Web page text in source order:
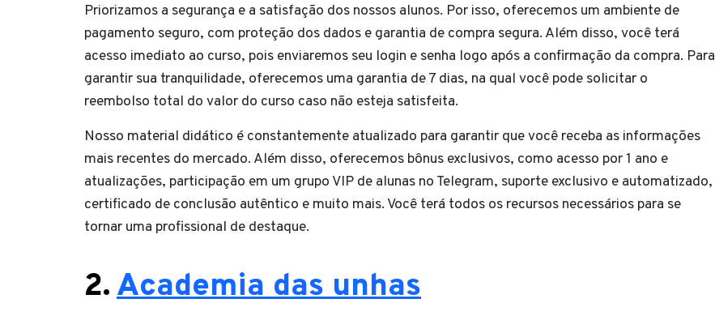
Priorizamos a segurança e a satisfação dos nossos alunos. Por isso, oferecemos um ambiente de
pagamento seguro, com proteção dos dados e garantia de compra segura. Além disso, você terá
acesso imediato ao curso, pois enviaremos seu login e senha logo após a confirmação da compra. Para
garantir sua tranquilidade, oferecemos uma garantia de 7 dias, na qual você pode solicitar o
reembolso total do valor do curso caso não esteja satisfeita.
Nosso material didático é constantemente atualizado para garantir que você receba as informações
mais recentes do mercado. Além disso, oferecemos bônus exclusivos, como acesso por 1 ano e
atualizações, participação em um grupo VIP de alunas no Telegram, suporte exclusivo e automatizado,
certificado de conclusão autêntico e muito mais. Você terá todos os recursos necessários para se
tornar uma profissional de destaque.
2.Academia das unhas